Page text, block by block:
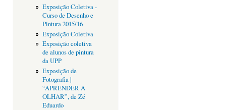
Exposição Coletiva -
Curso de Desenho e
Pintura 2015/16
Exposição Coletiva
Exposição coletiva
de alunos de pintura
da UPP
Exposição de
Fotografia |
“APRENDER A
OLHAR”, de Zé
Eduardo